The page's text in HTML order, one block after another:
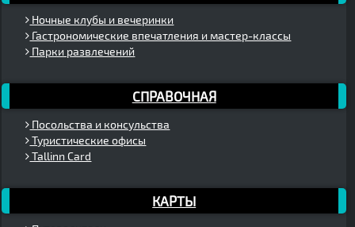
Ночные клубы и вечеринки
Гастрономические впечатления и мастер-классы
Парки развлечений
СПРАВОЧНАЯ
Посольства и консульства
Туристические офисы
Tallinn Card
КАРТЫ